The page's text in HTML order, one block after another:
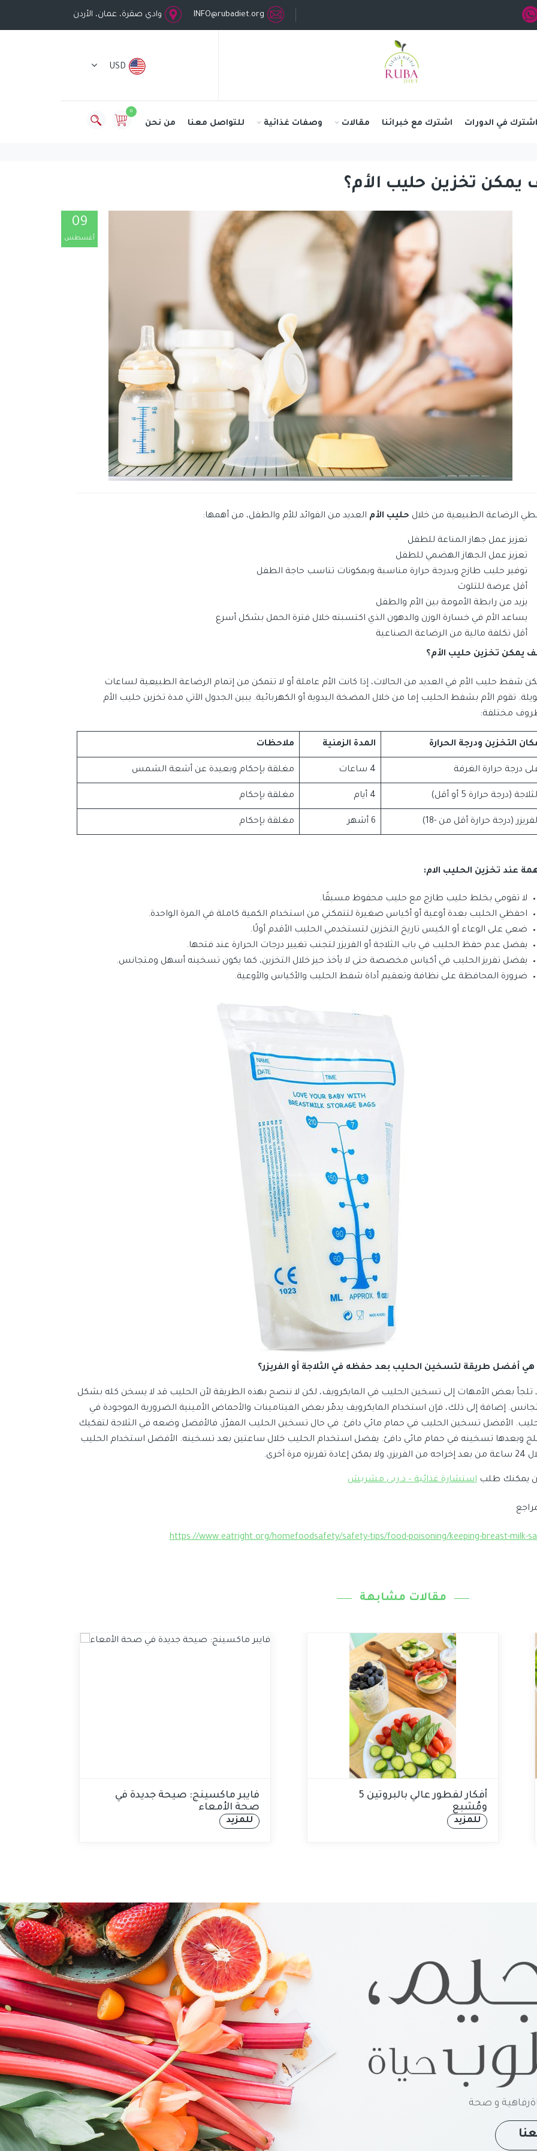
INFO@rubadiet.org وادي صقرة، عمان، الأردن
USD
0
اشترك في الدورات اشترك مع خبرائنا مقالات وصفات غذائية للتواصل معنا من نحن
يمكن تخزين حليب الأم؟
09
أغسطس
الرضاعة الطبيعية من خلال حليب الأم العديد من الفوائد للأم والطفل، من أهمها:
تعزيز عمل جهاز المناعة للطفل
تعزيز عمل الجهاز الهضمي للطفل
توفير حليب طازج وبدرجة حرارة مناسبة وبمكونات تناسب حاجة الطفل
أقل عرضة للتلوث
يزيد من رابطة الأمومة بين الأم والطفل
يساعد الأم في خسارة الوزن والدهون الذي اكتسبته خلال فترة الحمل بشكل أسرع
أقل تكلفة مالية من الرضاعة الصناعية
يمكن تخزين حليب الأم؟
شفط حليب الأم في العديد من الحالات، إذا كانت الأم عاملة أو لا تتمكن من إتمام الرضاعة الطبيعية لساعات
تقوم الأم بشفط الحليب إما من خلال المضخة اليدوية أو الكهربائية. يبين الجدول الآتي مدة تخزين حليب الأم
مختلفة:
التخزين ودرجة الحرارة المدة الزمنية ملاحظات
درجة حرارة الغرفة 4 ساعات مغلقة بإحكام وبعيدة عن أشعة الشمس
(درجة حرارة 5 أو أقل) 4 أيام مغلقة بإحكام
(درجة حرارة أقل من -18) 6 أشهر مغلقة بإحكام
عند تخزين الحليب الام:
لا تقومي بخلط حليب طازج مع حليب محفوظ مسبقًا.
احفظي الحليب بعدة أوعية أو أكياس صغيرة لتتمكني من استخدام الكمية كاملة في المرة الواحدة.
ضعي على الوعاء أو الكيس تاريخ التخزين لتستخدمي الحليب الأقدم أولًا.
يفضل عدم حفظ الحليب في باب الثلاجة أو الفريزر لتجنب تغيير درجات الحرارة عند فتحها.
يفضل تفريز الحليب في أكياس مخصصة حتى لا يأخذ حيز خلال التخزين، كما يكون تسخينه أسهل ومتجانس.
ضرورة المحافظة على نظافة وتعقيم أداة شفط الحليب والأكياس والأوعية.
هي أفضل طريقة لتسخين الحليب بعد حفظه في الثلاجة أو الفريزر؟
تلجأ بعض الأمهات إلى تسخين الحليب في المايكرويف، لكن لا ننصح بهذه الطريقة لأن الحليب قد لا يسخن كله بشكل
إضافة إلى ذلك، فإن استخدام المايكرويف يدمّر بعض الفيتامينات والأحماض الأمينية الضرورية الموجودة في
الأفضل تسخين الحليب في حمام مائي دافئ. في حال تسخين الحليب المفرّز، فالأفضل وضعه في الثلاجة لتفكيك
وبعدها تسخينه في حمام مائي دافئ. يفضل استخدام الحليب خلال ساعتين بعد تسخينه. الأفضل استخدام الحليب
يمكن إعادة تفريزه مرة أخرى.
يمكنك طلباستشارة غذائية – د.ربى مشربش
https://www.eatright.org/homefoodsafety/safety-tips/food-poisoning/keeping-breast-milk-
مقالات مشابهة
فايبر ماكسينج: صيحة جديدة في
صحة الأمعاء
للمزيد
ومُشبع
للمزيد
و صحة